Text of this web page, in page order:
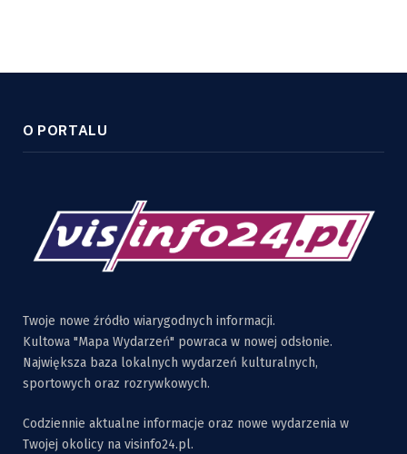
O PORTALU
Twoje nowe źródło wiarygodnych informacji.
Kultowa "Mapa Wydarzeń" powraca w nowej odsłonie.
Największa baza lokalnych wydarzeń kulturalnych,
sportowych oraz rozrywkowych.
Codziennie aktualne informacje oraz nowe wydarzenia w
Twojej okolicy na visinfo24.pl.